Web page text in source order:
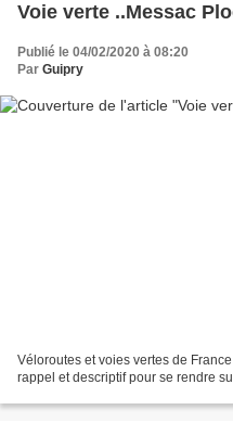
Voie verte ..Messac
Publié le 04/02/2020 à 08:20
Par Guipry
Véloroutes et voies vertes de
rappel et descriptif pour se rendre